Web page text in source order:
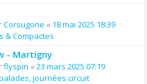
Corsugone « 18 mai 2025 18:39
& Compactes
- Martigny
flyspin « 23 mars 2025 07:19
journées circuit